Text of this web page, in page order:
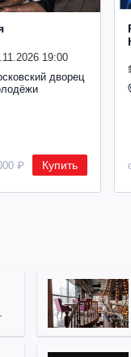
19:00
дворец
₽ Купить